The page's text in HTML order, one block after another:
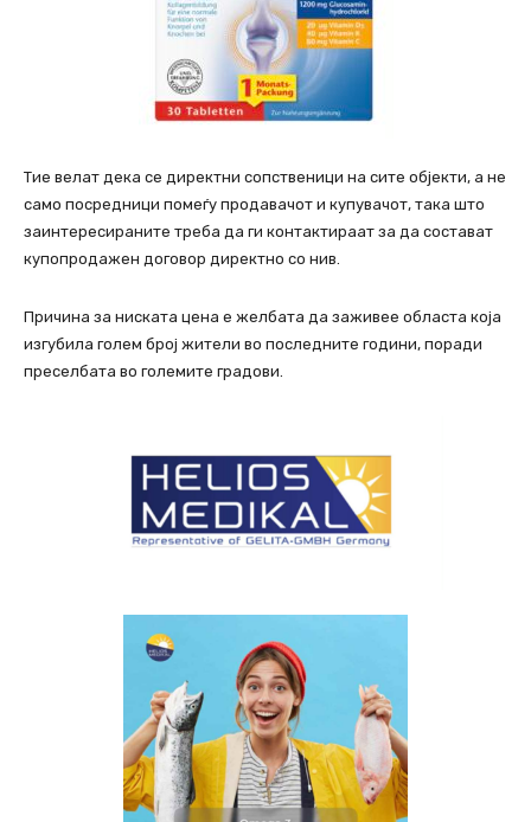
Тие велат дека се директни сопственици на сите објекти, а не
само посредници помеѓу продавачот и купувачот, така што
заинтересираните треба да ги контактираат за да состават
купопродажен договор директно со нив.
Причина за ниската цена е желбата да заживее областа која
изгубила голем број жители во последните години, поради
преселбата во големите градови.